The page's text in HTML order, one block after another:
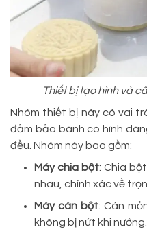
Thiết bị tạo hình và
Nhóm thiết bị này có vai
đảm bảo bánh có hình
đều. Nhóm này bao gồm:
Máy chia bột: Chia
nhau, chính xác về
Máy cán bột: Cán
không bị nứt khi nướng.